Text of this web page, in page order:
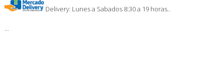
Delivery: Lunes a Sabados 8:30 a 19 horas..
…